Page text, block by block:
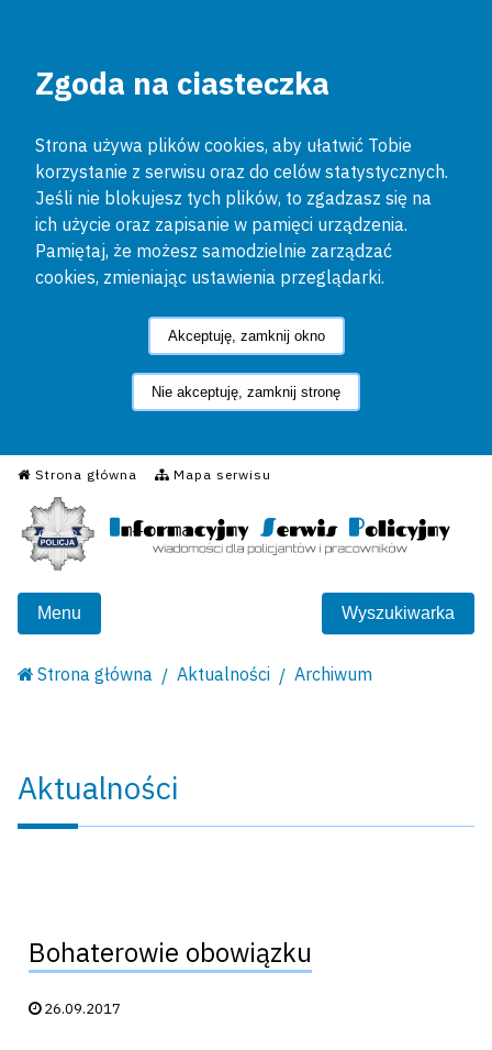
Zgoda na ciasteczka
Strona używa plików cookies, aby ułatwić Tobie
korzystanie z serwisu oraz do celów statystycznych.
Jeśli nie blokujesz tych plików, to zgadzasz się na
ich użycie oraz zapisanie w pamięci urządzenia.
Pamiętaj, że możesz samodzielnie zarządzać
cookies, zmieniając ustawienia przeglądarki.
Akceptuję, zamknij okno
Nie akceptuję, zamknij stronę
Strona główna Mapa serwisu
Informacyjny Serwis
Menu Wyszukiwarka
Strona główna Aktualności Archiwum
Aktualności
Bohaterowie obowiązku
Data publikacji:
26.09.2017